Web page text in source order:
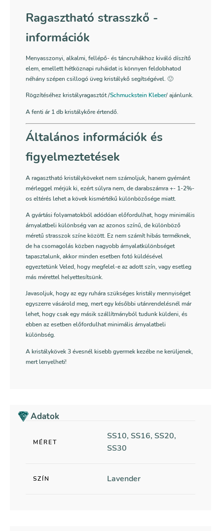
Ragasztható strasszkő -
információk
Menyasszonyi, alkalmi, fellépő- és táncruhákhoz kiváló díszítő
elem, emellett hétköznapi ruháidat is könnyen feldobhatod
néhány szépen csillogó üveg kristálykő segítségével. 🙂
Rögzítéséhez kristályragasztót /Schmuckstein Kleber/ ajánlunk.
A fenti ár 1 db kristálykőre értendő.
Általános információk és
figyelmeztetések
A ragasztható kristályköveket nem számoljuk, hanem gyémánt
mérleggel mérjük ki, ezért súlyra nem, de darabszámra +- 1-2%-
os eltérés lehet a kövek kismértékű különbözősége miatt.
A gyártási folyamatokból adódóan előfordulhat, hogy minimális
árnyalatbeli különbség van az azonos színű, de különböző
méretű strasszok színe között. Ez nem számít hibás terméknek,
de ha csomagolás közben nagyobb árnyalatkülönbséget
tapasztalunk, akkor minden esetben fotó küldésével
egyeztetünk Veled, hogy megfelel-e az adott szín, vagy esetleg
más mérettel helyettesítsünk.
Javasoljuk, hogy az egy ruhára szükséges kristály mennyiséget
egyszerre vásárold meg, mert egy későbbi utánrendelésnél már
lehet, hogy csak egy másik szállítmányból tudunk küldeni, és
ebben az esetben előfordulhat minimális árnyalatbeli
különbség.
A kristálykövek 3 évesnél kisebb gyermek kezébe ne kerüljenek,
mert lenyelheti!
Adatok
MÉRET
SS10, SS16, SS20,
SS30
SZÍN Lavender